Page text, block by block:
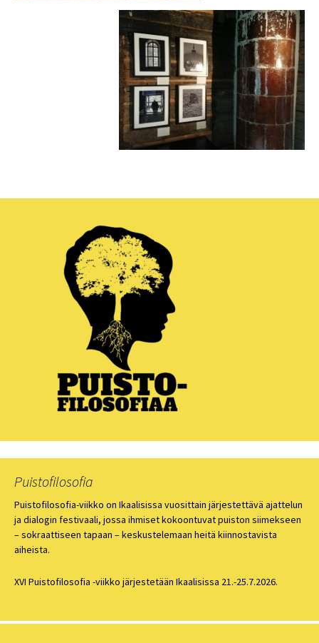
Puistofilosofia
Puistofilosofia-viikko on Ikaalisissa vuosittain järjestettävä ajattelun
ja dialogin festivaali, jossa ihmiset kokoontuvat puiston siimekseen
– sokraattiseen tapaan – keskustelemaan heitä kiinnostavista
aiheista.
XVI Puistofilosofia -viikko järjestetään Ikaalisissa 21.-25.7.2026.